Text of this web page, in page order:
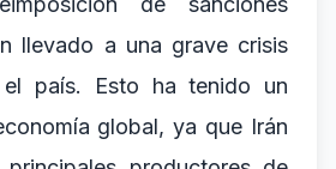
llevado a una grave crisis
el país. Esto ha tenido un
global, ya que Irán